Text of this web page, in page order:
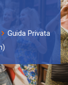
Guida Privata